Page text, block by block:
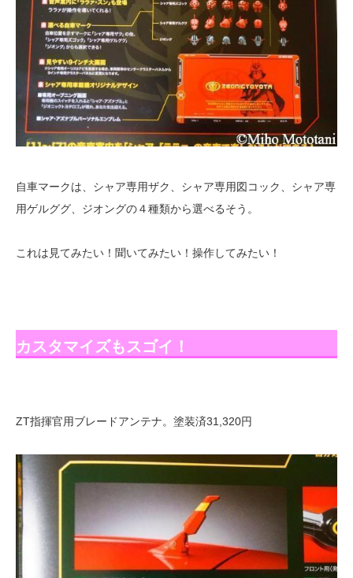
自車マークは、シャア専用ザク、シャア専用図コック、シャア専
用ゲルググ、ジオングの４種類から選べるそう。
これは見てみたい！聞いてみたい！操作してみたい！
カスタマイズもスゴイ！
ZT指揮官用ブレードアンテナ。塗装済31,320円